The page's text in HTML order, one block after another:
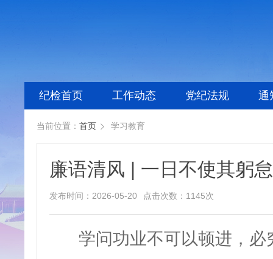
纪检首页 工作动态 党纪法规 通
当前位置： 首页  学习教育
廉语清风 | 一日不使其躬怠
发布时间：2026-05-20 点击次数：1145次
学问功业不可以顿进，必